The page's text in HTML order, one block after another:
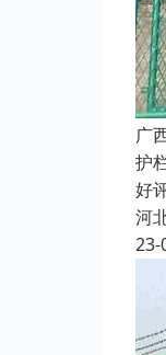
广
护
好
河
23-